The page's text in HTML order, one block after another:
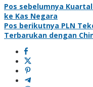
Navigasi
pos
Pos sebelumnya Kuartal
ke Kas Negara
Pos berikutnya PLN
Terbarukan dengan